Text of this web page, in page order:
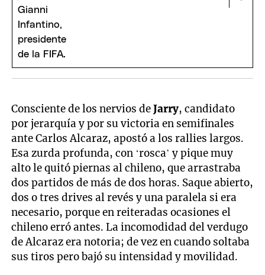
Consciente de los nervios deJarry, candidato
por jerarquía y por su victoria en semifinales
ante Carlos Alcaraz, apostó a los rallies largos.
Esa zurda profunda, con ‘rosca’ y pique muy
alto le quitó piernas al chileno, que arrastraba
dos partidos de más de dos horas. Saque abierto,
dos o tres drives al revés y una paralela si era
necesario, porque en reiteradas ocasiones el
chileno erró antes. La incomodidad del verdugo
de Alcaraz era notoria; de vez en cuando soltaba
sus tiros pero bajó su intensidad y movilidad.